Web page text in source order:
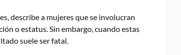
describe a mujeres que se involucran
o estatus. Sin embargo, cuando estas
suele ser fatal.